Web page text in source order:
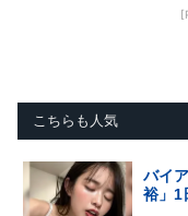
こちらも人気
バイ
裕」1